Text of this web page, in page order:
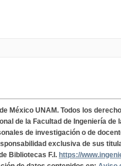
México UNAM. Todos los
de la Facultad de Ingeniería
de investigación o de
exclusiva de sus
Bibliotecas F.I. https://